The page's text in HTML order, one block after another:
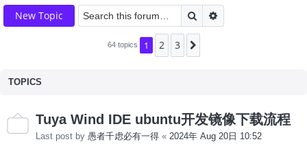
New Topic Search
64 topics 1 2 3
TOPICS
Tuya Wind IDE ubuntu开发镜像下载流程
Last post by 愚者千虑必有一得 « 2024年 Aug 20日 10:52